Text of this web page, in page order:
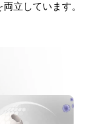
立しています。